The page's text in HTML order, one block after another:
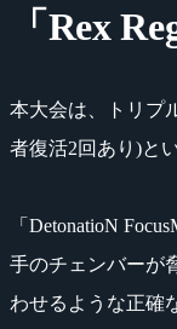
「Rex
本大会は、トリプ
者復活2回あり)と
「DetonatioN
手のチェンバーが
わせるような正確